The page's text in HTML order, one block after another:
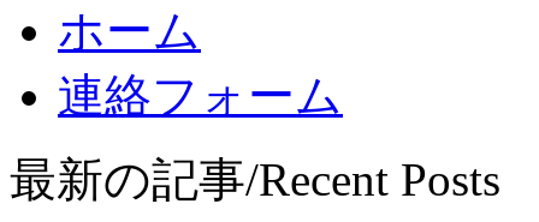
ホーム
連絡フォーム
最新の記事/Recent Posts